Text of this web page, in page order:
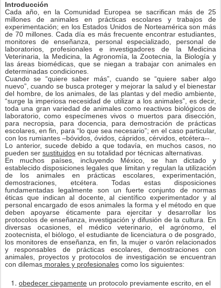
Introducción
Cada año, en la Comunidad Europea se sacrifican más de 25
millones de animales en prácticas escolares y trabajos de
experimentación; en los Estados Unidos de Norteamérica son más
de 70 millones. Cada día es más frecuente encontrar estudiantes,
monitores de enseñanza, personal especializado, personal de
laboratorios, profesionales e investigadores de la Medicina
Veterinaria, la Medicina, la Agronomía, la Zootecnia, la Biología y
las áreas biomédicas, que se niegan a trabajar con animales en
determinadas condiciones.
Cuando se “quiere saber más”, cuando se “quiere saber algo
nuevo”, cuando se busca proteger y mejorar la salud y el bienestar
del hombre, de los animales, de las plantas y del medio ambiente,
“surge la imperiosa necesidad de utilizar a los animales”, es decir,
toda una gran variedad de animales como reactivos biológicos de
laboratorio, como especímenes vivos o muertos para disección,
para necropsia, para docencia, para demostración de prácticas
escolares, en fin, para “lo que sea necesario”; en el caso particular,
con los rumiantes –bóvidos, óvidos, cápridos, cérvidos, etcétera--.
Lo anterior, sucede debido a que todavía, en muchos casos, no
pueden ser sustituidos en su totalidad por técnicas alternativas.
En muchos países, incluyendo México, se han dictado y
establecido disposiciones legales que limitan y regulan la utilización
de los animales en prácticas escolares, experimentación,
demostraciones, etcétera. Todas estas disposiciones
fundamentadas legalmente son un fuerte conjunto de normas
éticas que indican al docente, al científico experimentador y al
personal encargado de esos animales la forma y el método en que
deben apoyarse éticamente para ejercitar y desarrollar los
protocolos de enseñanza, investigación y difusión de la cultura. En
diversas ocasiones, el médico veterinario, el agrónomo, el
zootecnista, el biólogo, el estudiante de licenciatura o de posgrado,
los monitores de enseñanza, en fin, la mujer o varón relacionados
y responsables de prácticas escolares, demostraciones con
animales, proyectos y protocolos de investigación se encuentran
con dilemas morales y profesionales como los siguientes:
obedecer ciegamente un protocolo previamente escrito, en el